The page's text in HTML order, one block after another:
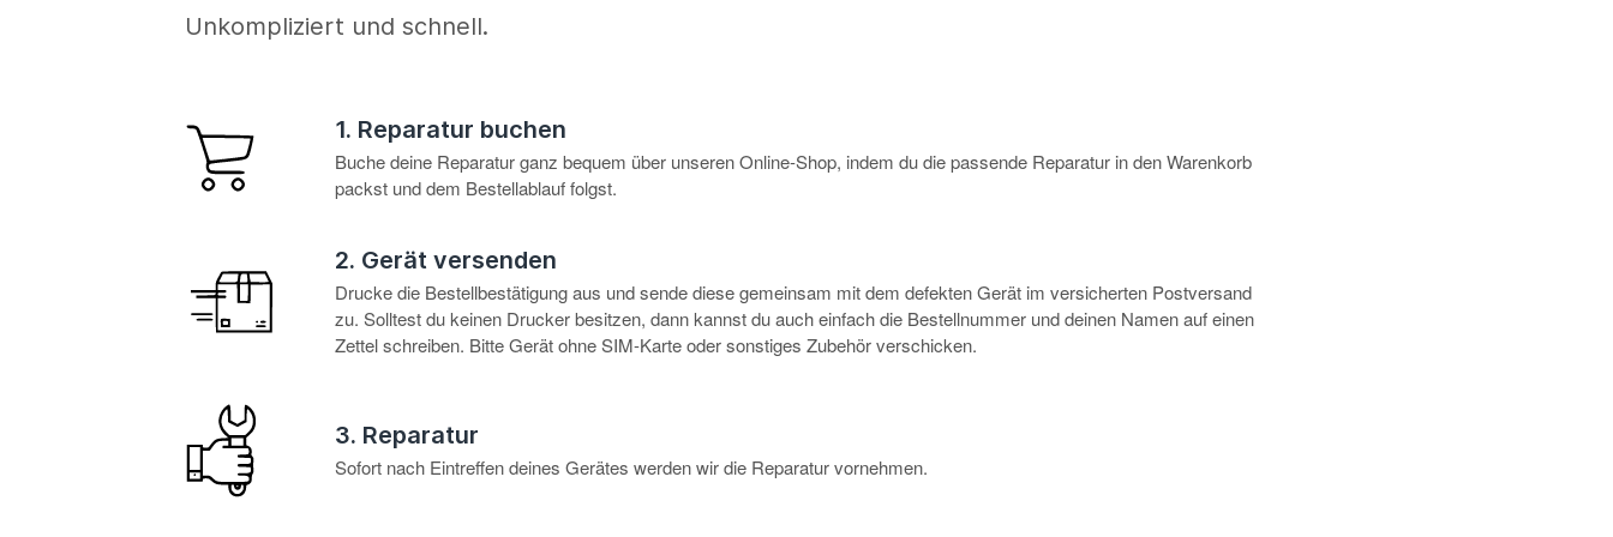
Unkompliziert und schnell.
1. Reparatur buchen
Buche deine Reparatur ganz bequem über unseren Online-Shop, indem du die passende Reparatur in den Warenkorb
packst und dem Bestellablauf folgst.
2. Gerät versenden
Drucke die Bestellbestätigung aus und sende diese gemeinsam mit dem defekten Gerät im versicherten Postversand
zu. Solltest du keinen Drucker besitzen, dann kannst du auch einfach die Bestellnummer und deinen Namen auf einen
Zettel schreiben. Bitte Gerät ohne SIM-Karte oder sonstiges Zubehör verschicken.
3. Reparatur
Sofort nach Eintreffen deines Gerätes werden wir die Reparatur vornehmen.